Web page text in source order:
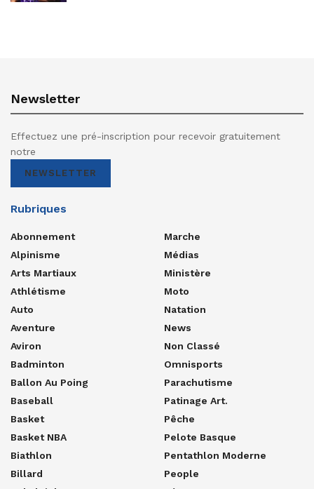
Newsletter
Effectuez une pré-inscription pour recevoir gratuitement
notre
NEWSLETTER
Rubriques
Abonnement
Alpinisme
Arts Martiaux
Athlétisme
Auto
Aventure
Aviron
Badminton
Ballon Au Poing
Baseball
Basket
Basket NBA
Biathlon
Billard
Marche
Médias
Ministère
Moto
Natation
News
Non Classé
Omnisports
Parachutisme
Patinage Art.
Pêche
Pelote Basque
Pentathlon Moderne
People